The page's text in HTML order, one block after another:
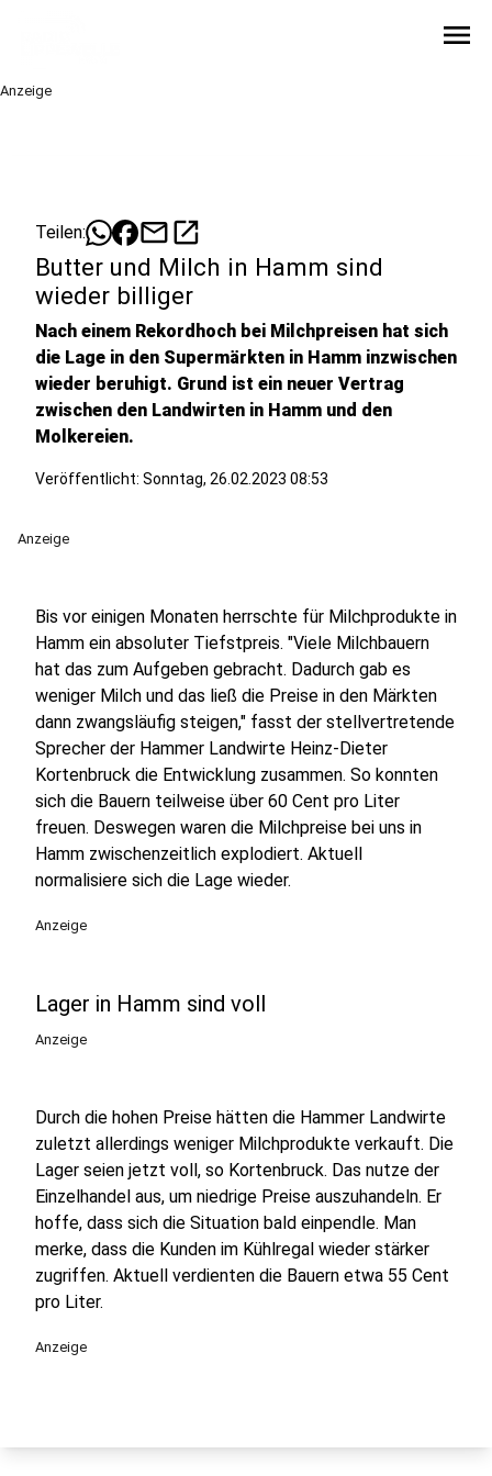
menu
Anzeige
Teilen: mailopen_in_new
Butter und Milch in Hamm sind
wieder billiger
Nach einem Rekordhoch bei Milchpreisen hat sich
die Lage in den Supermärkten in Hamm inzwischen
wieder beruhigt. Grund ist ein neuer Vertrag
zwischen den Landwirten in Hamm und den
Molkereien.
Veröffentlicht: Sonntag, 26.02.2023 08:53
Anzeige
Bis vor einigen Monaten herrschte für Milchprodukte in
Hamm ein absoluter Tiefstpreis. "Viele Milchbauern
hat das zum Aufgeben gebracht. Dadurch gab es
weniger Milch und das ließ die Preise in den Märkten
dann zwangsläufig steigen," fasst der stellvertretende
Sprecher der Hammer Landwirte Heinz-Dieter
Kortenbruck die Entwicklung zusammen. So konnten
sich die Bauern teilweise über 60 Cent pro Liter
freuen. Deswegen waren die Milchpreise bei uns in
Hamm zwischenzeitlich explodiert. Aktuell
normalisiere sich die Lage wieder.
Anzeige
Lager in Hamm sind voll
Anzeige
Durch die hohen Preise hätten die Hammer Landwirte
zuletzt allerdings weniger Milchprodukte verkauft. Die
Lager seien jetzt voll, so Kortenbruck. Das nutze der
Einzelhandel aus, um niedrige Preise auszuhandeln. Er
hoffe, dass sich die Situation bald einpendle. Man
merke, dass die Kunden im Kühlregal wieder stärker
zugriffen. Aktuell verdienten die Bauern etwa 55 Cent
pro Liter.
Anzeige